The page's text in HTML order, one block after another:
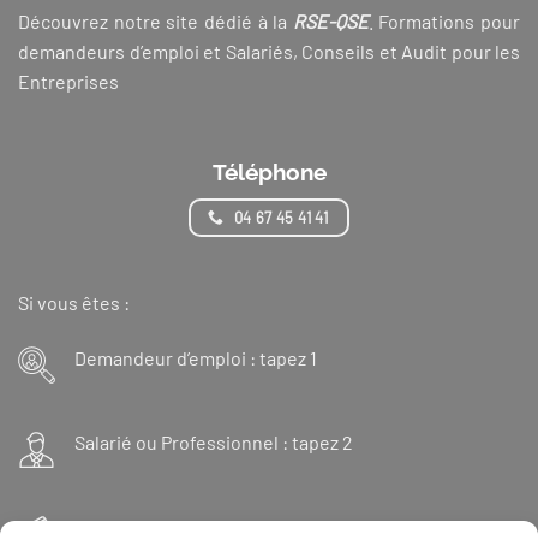
Découvrez notre site dédié à la RSE-QSE. Formations pour
demandeurs d’emploi et Salariés, Conseils et Audit pour les
Entreprises
Téléphone
04 67 45 41 41
Si vous êtes :
Demandeur d’emploi : tapez 1
Salarié ou Professionnel : tapez 2
Financeur : tapez 3